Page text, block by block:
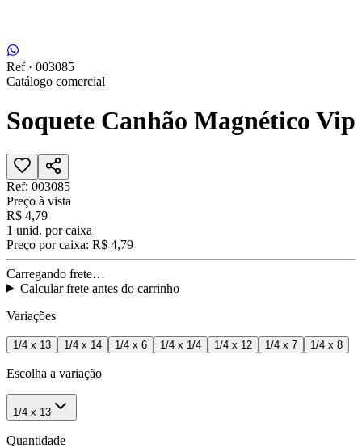
Ref · 003085
Catálogo comercial
Soquete Canhão Magnético Vip
Ref: 003085
Preço à vista
R$ 4,79
1 unid. por caixa
Preço por caixa: R$ 4,79
Carregando frete…
Calcular frete antes do carrinho
Variações
1/4 x 13 1/4 x 14 1/4 x 6 1/4 x 1/4 1/4 x 12 1/4 x 7 1/4 x 8
Escolha a variação
1/4 x 13
Quantidade